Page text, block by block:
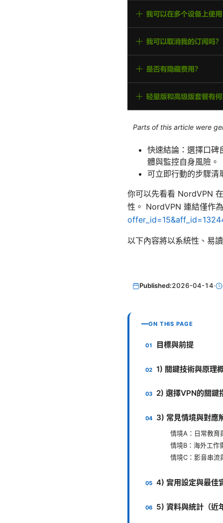
Parts of this article were
快速結論：選擇口碑
體與監控自身風險。
可立即行動的步驟清
你可以先看看 NordVPN
性。 NordVPN 連結僅作
以下內容將以系統性、易
Published:2026-04-14·
ON THIS PAGE
目標與前提
1) 關鍵技術與原理
2) 選擇VPN的關鍵
3) 常見情境與對應
情境A：日常教育
情境B：海外工作
情境C：影音串流
4) 實用設定與最佳
5) 資料與統計（近